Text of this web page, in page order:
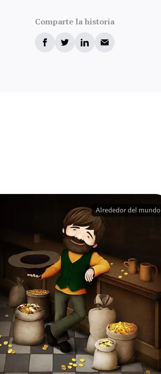
Comparte la historia
Alrededor del mundo